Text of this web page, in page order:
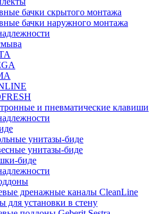
бачки скрытого монтажа
бачки наружного монтажа
и пневматические клавиши
унитазы-биде
унитазы-биде
биде
дренажные каналы CleanLine
для установки в стену